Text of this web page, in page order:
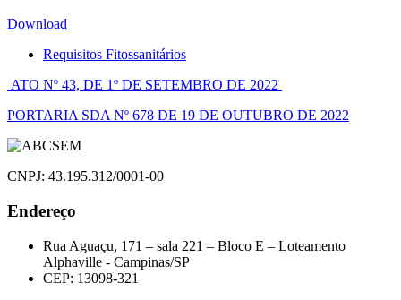
Download
Requisitos Fitossanitários
Navegação
de
Post
ATO Nº 43, DE 1º DE SETEMBRO DE 2022
PORTARIA SDA Nº 678 DE 19 DE OUTUBRO DE 2022
CNPJ: 43.195.312/0001-00
Endereço
Rua Aguaçu, 171 – sala 221 – Bloco E – Loteamento
Alphaville - Campinas/SP
CEP: 13098-321